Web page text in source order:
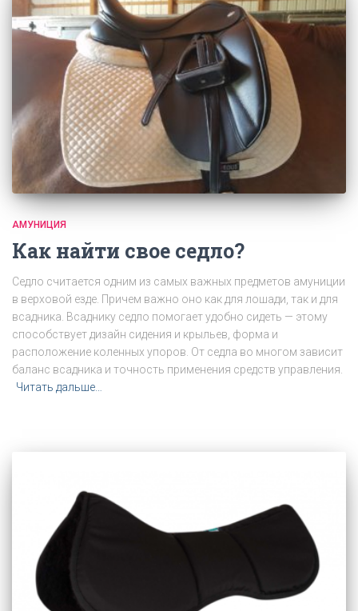
АМУНИЦИЯ
Как найти свое седло?
Седло считается одним из самых важных предметов амуниции
в верховой езде. Причем важно оно как для лошади, так и для
всадника. Всаднику седло помогает удобно сидеть — этому
способствует дизайн сидения и крыльев, форма и
расположение коленных упоров. От седла во многом зависит
баланс всадника и точность применения средств управления.
Читать дальше…